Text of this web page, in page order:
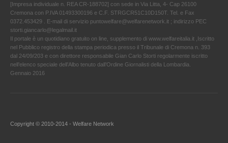
[Impresa individuale n. REA CR-188702] con sede in Via Litta, 4- Cap 26100
Cremona con P.IVA 01493300196 e C.F. STRGCR51C10D150T. Tel. e Fax
0372.453429 . E-mail di servizio puntowelfare@welfarenetwork.it ; indirizzo PEC
storti.giancarlo@legalmail.it
Il portale è un quotidiano gratuito on line, supplemento di www.welfareitalia.it ,Iscritto
nel Pubblico registro della stampa periodica presso il Tribunale di Cremona n. 393
dal 24/09/203 e con direttore responsabile Gian Carlo Storti regolarmente iscritto
nell’elenco speciale dell’Albo tenuto dall’Ordine Giornalisti della Lombardia.
Gennaio 2016
Copyright © 2010-2014 - Welfare Network